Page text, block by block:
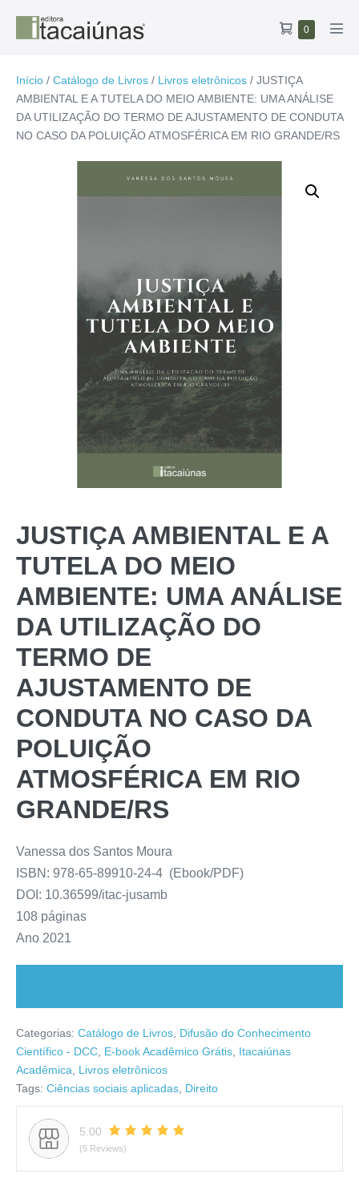
conteúdo
Carrinho
0Itens
Início / Catálogo de Livros / Livros eletrônicos / JUSTIÇA
AMBIENTAL E A TUTELA DO MEIO AMBIENTE: UMA ANÁLISE
DA UTILIZAÇÃO DO TERMO DE AJUSTAMENTO DE CONDUTA
NO CASO DA POLUIÇÃO ATMOSFÉRICA EM RIO GRANDE/RS
JUSTIÇA AMBIENTAL E A
TUTELA DO MEIO
AMBIENTE: UMA ANÁLISE
DA UTILIZAÇÃO DO
TERMO DE
AJUSTAMENTO DE
CONDUTA NO CASO DA
POLUIÇÃO
ATMOSFÉRICA EM RIO
GRANDE/RS
Vanessa dos Santos Moura
ISBN: 978-65-89910-24-4 (Ebook/PDF)
DOI: 10.36599/itac-jusamb
108 páginas
Ano 2021
Categorias: Catálogo de Livros, Difusão do Conhecimento
Científico - DCC, E-book Acadêmico Grátis, Itacaiúnas
Acadêmica, Livros eletrônicos
Tags: Ciências sociais aplicadas, Direito
5.00
(5 Reviews)